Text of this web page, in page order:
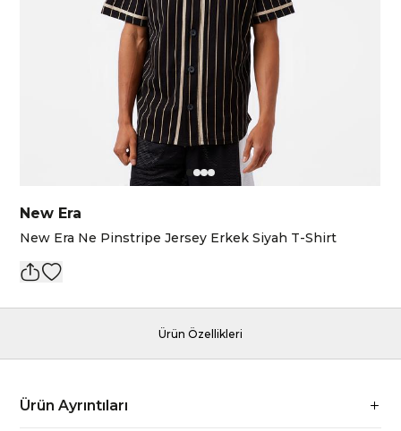
New Era
New Era Ne Pinstripe Jersey Erkek Siyah T-Shirt
Ürün Özellikleri
Ürün Ayrıntıları